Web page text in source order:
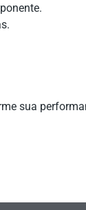
sua